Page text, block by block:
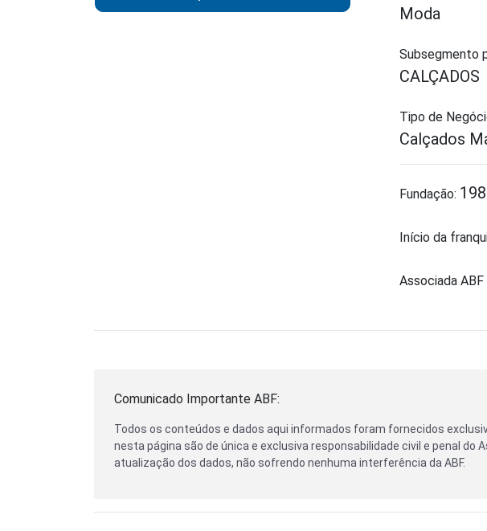
Moda
Subsegmento
CALÇADOS
Tipo de
Calçados
Fundação:
Início da
Associada ABF
Comunicado Importante ABF:
Todos os conteúdos e dados aqui informados foram fornecidos
nesta página são de única e exclusiva responsabilidade civil e penal
atualização dos dados, não sofrendo nenhuma interferência da ABF.